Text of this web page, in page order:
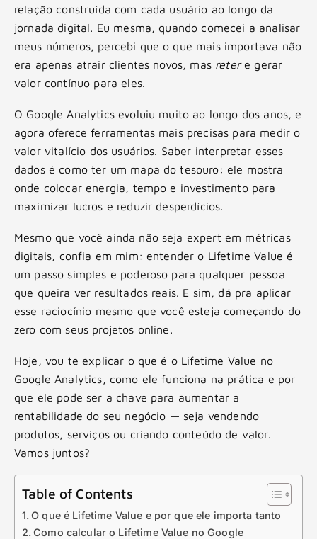
relação construída com cada usuário ao longo da
jornada digital. Eu mesma, quando comecei a analisar
meus números, percebi que o que mais importava não
era apenas atrair clientes novos, mas retere gerar
valor contínuo para eles.
O Google Analytics evoluiu muito ao longo dos anos, e
agora oferece ferramentas mais precisas para medir o
valor vitalício dos usuários. Saber interpretar esses
dados é como ter um mapa do tesouro: ele mostra
onde colocar energia, tempo e investimento para
maximizar lucros e reduzir desperdícios.
Mesmo que você ainda não seja expert em métricas
digitais, confia em mim: entender o Lifetime Value é
um passo simples e poderoso para qualquer pessoa
que queira ver resultados reais. E sim, dá pra aplicar
esse raciocínio mesmo que você esteja começando do
zero com seus projetos online.
Hoje, vou te explicar o que é o Lifetime Value no
Google Analytics, como ele funciona na prática e por
que ele pode ser a chave para aumentar a
rentabilidade do seu negócio — seja vendendo
produtos, serviços ou criando conteúdo de valor.
Vamos juntos?
Table of Contents
O que é Lifetime Value e por que ele importa tanto
Como calcular o Lifetime Value no Google